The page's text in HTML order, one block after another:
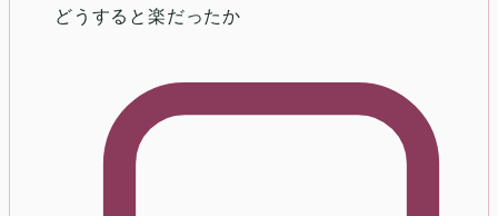
どうすると楽だったか